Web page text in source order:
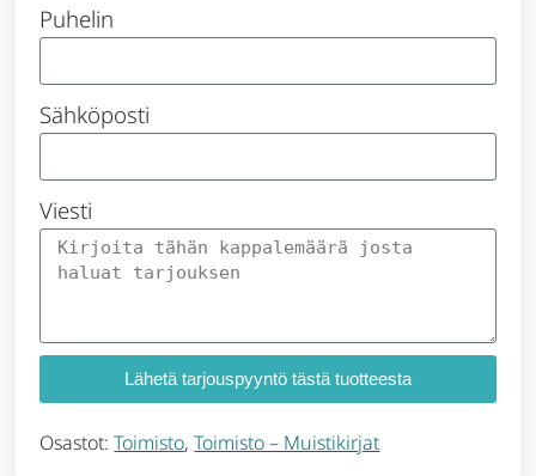
Puhelin
Sähköposti
Viesti
Lähetä tarjouspyyntö tästä tuotteesta
Osastot:Toimisto,Toimisto – Muistikirjat